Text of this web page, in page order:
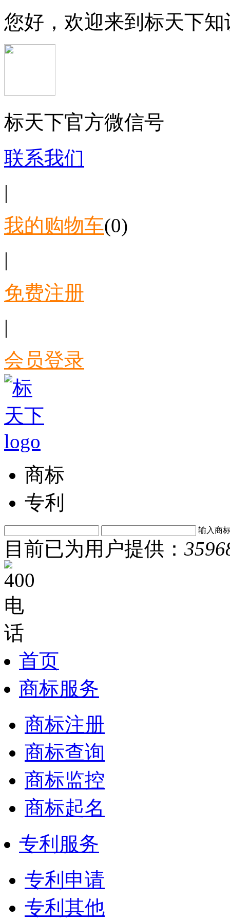
您好，欢迎来到标天下
标天下官方微信号
联系我们
|
我的购物车(0)
|
免费注册
|
会员登录
商标
专利
输入商
目前已为用户提供：
首页
商标服务
商标注册
商标查询
商标监控
商标起名
专利服务
专利申请
专利其他